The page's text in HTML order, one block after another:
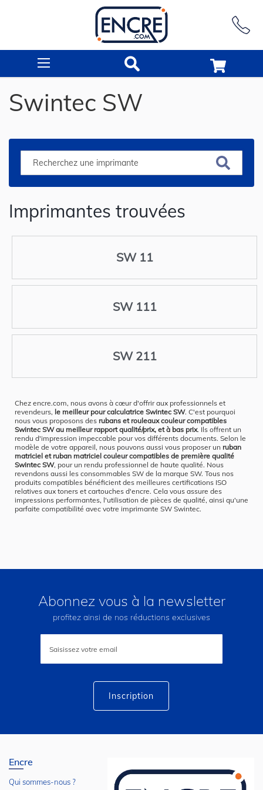
Swintec SW
Imprimantes trouvées
SW 11
SW 111
SW 211
Chez encre.com, nous avons à cœur d'offrir aux professionnels et
revendeurs, le meilleur pour calculatrice Swintec SW. C'est pourquoi
nous vous proposons des rubans et rouleaux couleur compatibles
Swintec SW au meilleur rapport qualité/prix, et à bas prix. Ils offrent un
rendu d'impression impeccable pour vos différents documents. Selon le
modèle de votre appareil, nous pouvons aussi vous proposer un ruban
matriciel et ruban matriciel couleur compatibles de première qualité
Swintec SW, pour un rendu professionnel de haute qualité. Nous
revendons aussi les consommables SW de la marque SW. Tous nos
produits compatibles bénéficient des meilleures certifications ISO
relatives aux toners et cartouches d'encre. Cela vous assure des
impressions performantes, l'utilisation de pièces de qualité, ainsi qu'une
parfaite compatibilité avec votre imprimante SW Swintec.
Abonnez vous à la newsletter
profitez ainsi de nos réductions exclusives
lettre
Inscription
Encre
Qui sommes-nous ?